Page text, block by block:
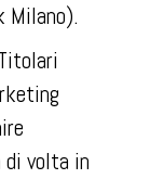
Milano).
di volta in